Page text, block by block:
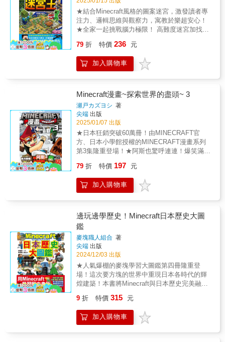
途，一直探討到AI的未來。 本書有三大特色：
1. 知識觀念正確完整，經牛津大學及臺灣大學
的教授專家進行審定。 2. 內容真實不誇大，沒
有過度強調AI的神奇，只談科學而不是魔法，
案」、「不要太快接受答案」，以引導性的文
字、提問的方式，讓孩子在過程中發展出自己
的想法，建立批判性思考的習慣。 ——本書審
智慧導讀書籍。文字清晰易懂，以圖像、表
格、插圖來引導讀者認識 AI 的世界。它不只讓
我們理解人工智慧為何會發展如此快速，也收
集了目前人類運用AI 的現況，說明人類發展已
無法抛棄人工智慧，因此我們更應該開始思考
AI 對人類社會的影響與未來可能的挑戰。
還巧妙設計與《腦力大激盪！Minecraft迷宮
王》的連動謎題，兩本書一起玩更好玩，挑戰
性與趣味性大大加倍！最重要的是，孩子能沉
浸在精彩的圖像任務中，爸媽也能因此獲得片
刻悠閒的私人時間！ 【本書能夠幫助讀者】 ◎
多樣化圖像任務，訓練孩子敏銳觀察力與專注
力。 ◎拓展遊戲知識：內含Minecraft相關小攻
略與遊戲小知識，邊玩邊學不無聊！ ◎刺激思
考與記憶力：找圖過程需要快速分析與記憶位
置，促進大腦全面運轉。 ◎促進親子共玩：適
合全家一起挑戰，不但有趣又能增進親子互動
與合作默契。 ◎建立耐心與成就感：從細節中
發現目標，讓孩子體驗「找到啦！」的滿滿成
就與自信！
★結合Minecraft風格的圖案迷宮，激發讀者專
注力、邏輯思維與觀察力，寓教於樂超安心！
★全家一起挑戰腦力極限！ 高難度迷宮加找圖
就感！這是一本專為國小學童打造的迷宮挑戰
書，結合了Minecraft的經典元素，讓孩子在穿
越迷宮的過程中激發腦力、提升專注力與觀察
充滿濃濃的Minecraft風味，讓孩子彷彿置身於
真實的遊戲世界。迷宮中還加入了「找找看小
遊戲」，例如「找出不同顏色的苦力怕！」等
任務，不僅能增添挑戰樂趣，還能成為全家一
起享受的親子時光。迷宮地圖採用高難度的複
雜圖案設計，不僅能幫助孩子鍛煉邏輯思考與
路徑規劃能力，還能讓他們在解題的過程中享
受成就感與探索的快樂。這本書不僅是
Minecraft迷的最愛，也是家長放心的腦力訓練
觀察力：透過複雜圖案迷宮與「找找看」遊
戲，讓孩子學會仔細觀察細節並專注於任務。
◎鍛煉邏輯與規劃能力：迷宮設計需要規劃最
佳路徑，有助於孩子發展解決問題的思維。◎
激發創造力與想像力：Minecraft主題的迷宮讓
孩子沉浸於豐富的虛擬場景中，提升創造性思
考。◎增進親子互動：找圖小遊戲與迷宮挑戰
是全家人共享的最佳活動，促進親子交流與合
作。◎建立成就感與自信心：解開高難度迷宮
後，孩子能從挑戰中獲得滿滿的自信與成就
感。
79 折 特價 236 元
加入購物車
Minecraft漫畫~探索世界的盡頭~ 3
瀬戸カズヨシ 著
尖端 出版
2025/01/07 出版
★日本狂銷突破60萬冊！由MINECRAFT官
方、日本小學館授權的MINECRAFT漫畫系列
第3集隆重登場！★阿斯也驚呼連連！爆笑滿滿
能！本作是一部結合MINECRAFT遊戲特色與
日式熱血冒險的絕佳漫畫。主角「尼克」好奇
心旺盛，與冷靜理智的前人類「格雷」，以及
進，不僅會面對更大的危機，更將迎來意想不
到的全新強力夥伴！漫畫延續了遊戲的經典元
素，忠實還原地形、角色與道具細節，同時加
入大量趣味遊戲梗。讀者不僅能在劇情中感受
冒險的熱血，還能學習到實用的製作教學和遊
戲技巧，即使從未玩過MINECRAFT，也能樂
在其中！【第3集亮點】震撼新伙伴：誰會成為
尼克他們的得力助手？答案讓人無比期待！遊
戲梗升級：爆笑情節中充滿MINECRAFT迷熟
悉的趣味與驚喜。知識滿載：包含實用的遊戲
篇章：劇情熱血升級，挑戰更具張力，冒險元
素層層疊加！第3集為你帶來一場既熟悉又全新
的麥塊冒險，無論是MINECRAFT迷還是新讀
79 折 特價 197 元
加入購物車
邊玩邊學歷史！Minecraft日本歷史大圖
鑑
麥塊職人組合 著
尖端 出版
2024/12/03 出版
★人氣爆棚的麥塊學習大圖鑑第四冊隆重登
場！這次要方塊的世界中重現日本各時代的輝
煌建築！本書將Minecraft與日本歷史完美融
建築指南和豐富的歷史介紹，您可以從遠古的
繩紋時代到現代的東京鐵塔，一步步見證日本
文化的發展與變遷。每個時代都有代表性的建
9 折 特價 315 元
加入購物車